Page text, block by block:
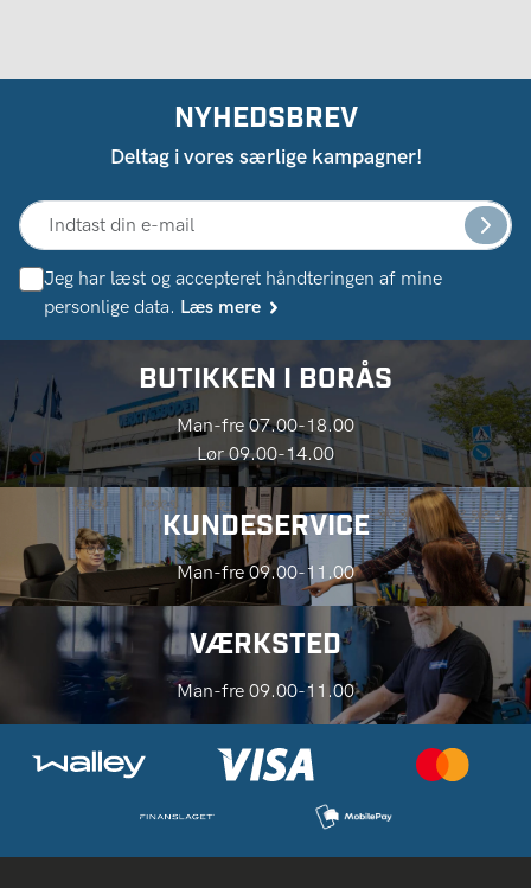
NYHEDSBREV
Deltag i vores særlige kampagner!
Jeg har læst og accepteret håndteringen af ​​mine
personlige data. Læs mere
BUTIKKEN I BORÅS
Man-fre 07.00-18.00
Lør 09.00-14.00
KUNDESERVICE
Man-fre 09.00-11.00
VÆRKSTED
Man-fre 09.00-11.00